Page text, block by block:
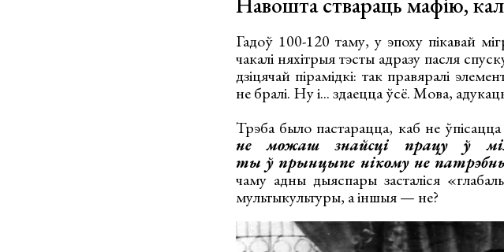
Гадоў 100-120 таму, у эпоху пікавай
чакалі няхітрыя тэсты адразу пасля
дзіцячай пірамідкі: так правяралі
не бралі. Ну і... здаецца ўсё. Мова,
Трэба было пастарацца, каб не
не можаш знайсці працу ў
ты ў прынцыпе нікому не
чаму адны дыяспары засталіся
мультыкультуры, а іншыя — не?